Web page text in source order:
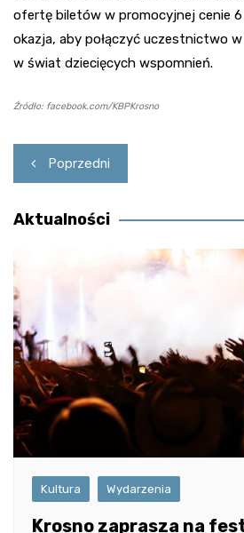
ofertę biletów w promocyjnej cenie 6
okazja, aby połączyć uczestnictwo
w świat dziecięcych wspomnień.
Źródło: facebook.com/KBPKrosno
Nawigacja
wpisu
Poprzedni
Aktualności
Kultura Wydarzenia
Krosno zaprasza na